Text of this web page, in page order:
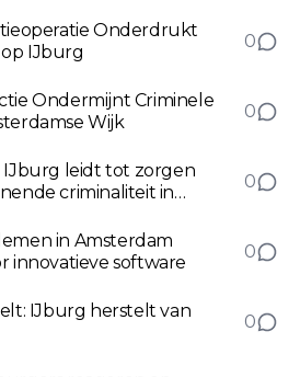
Onderdrukt
IJburg
0
Ondermijnt Criminele
Wijk
0
IJburg leidt tot zorgen
criminaliteit in
0
in Amsterdam
innovatieve software
0
IJburg herstelt van
0